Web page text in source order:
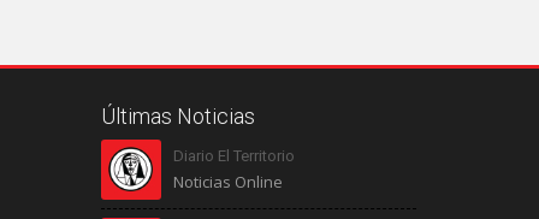
Últimas Noticias
Diario El Territorio
Noticias Online